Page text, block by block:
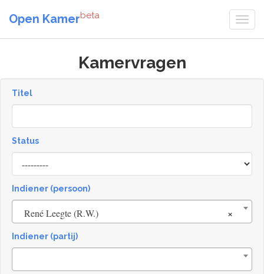
Open Kamerbeta
Kamervragen
Titel
Status
[invalid
name]
Indiener (persoon)
×
René Leegte (R.W.)
Indiener (partij)